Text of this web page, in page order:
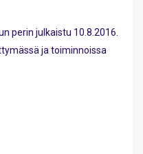
perin julkaistu 10.8.2016.
ja toiminnoissa